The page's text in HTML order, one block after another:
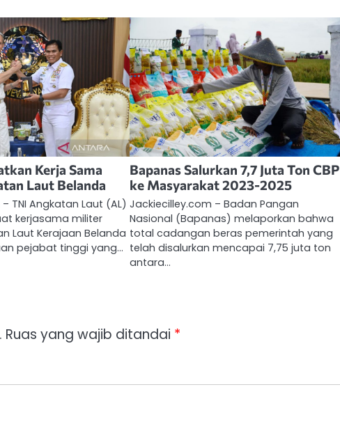
Kerja Sama
Laut Belanda
TNI Angkatan Laut (AL)
kerjasama militer
Laut Kerajaan Belanda
pejabat tinggi yang…
Bapanas Salurkan 7,7 Juta Ton CBP
ke Masyarakat 2023-2025
Jackiecilley.com – Badan Pangan
Nasional (Bapanas) melaporkan bahwa
total cadangan beras pemerintah yang
telah disalurkan mencapai 7,75 juta ton
antara…
Ruas yang wajib ditandai *